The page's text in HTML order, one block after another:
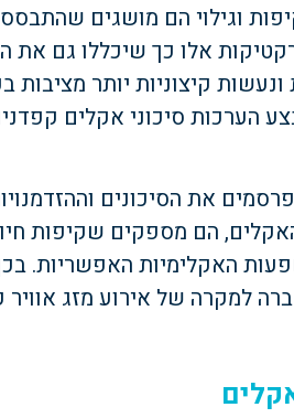
וגילוי הם מושגים
אלו כך שיכללו גם את
ונעשות קיצוניות יותר
הערכות סיכוני אקלים
את הסיכונים
הם מספקים שקיפות
האקלימיות האפשריות.
למקרה של אירוע מזג אוויר